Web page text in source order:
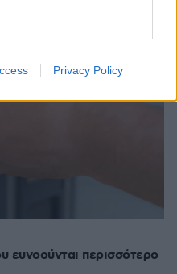
Privacy Policy
ευνοούνται περισσότερο